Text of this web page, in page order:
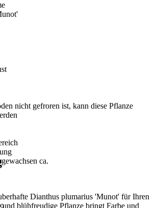
nicht gefroren ist, kann diese Pflanze
ca.
Dianthus plumarius 'Munot' für Ihren
und blühfreudige Pflanze bringt Farbe und